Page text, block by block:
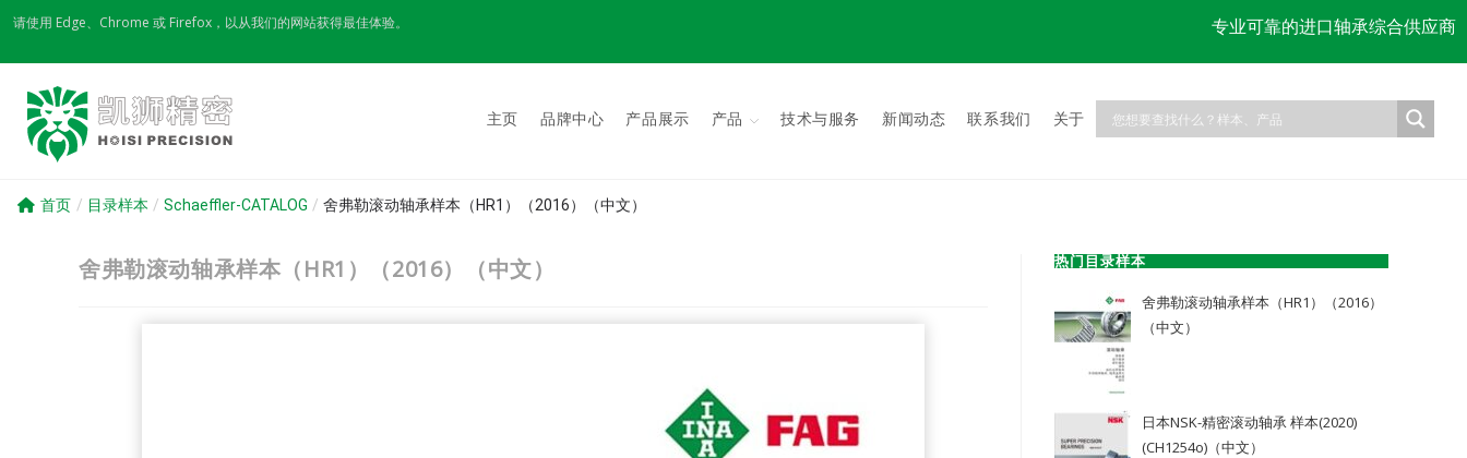
Skip
content
请使用 Edge、Chrome 或 Firefox，以从我们的网站获得最佳体验。 专业可靠的进口轴承综合供应商
主页 品牌中心 产品展示 产品 技术与服务 新闻动态 联系我们 关于
首页 / 目录样本 / Schaeffler-CATALOG / 舍弗勒滚动轴承样本（HR1）（2016）（中文）
舍弗勒滚动轴承样本（HR1）（2016）（中文） 热门目录样本
舍弗勒滚动轴承样本（HR1）（2016）
（中文）
日本NSK-精密滚动轴承 样本(2020)
(CH1254o)（中文）